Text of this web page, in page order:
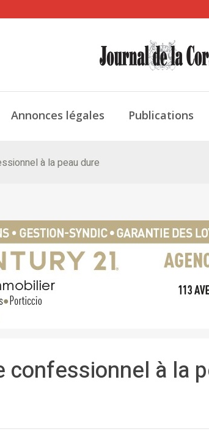
Annonces légales Publications
à la peau dure
confessionnel à la